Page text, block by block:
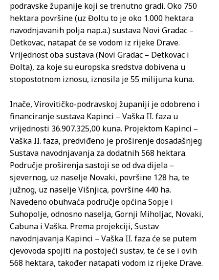
podravske županije koji se trenutno gradi. Oko 750
hektara površine (uz Đoltu to je oko 1.000 hektara
navodnjavanih polja nap.a.) sustava Novi Gradac –
Detkovac, natapat će se vodom iz rijeke Drave.
Vrijednost oba sustava (Novi Gradac – Detkovac i
Đolta), za koje su europska sredstva dobivena u
stopostotnom iznosu, iznosila je 55 milijuna kuna.
Inače, Virovitičko-podravskoj županiji je odobreno i
financiranje sustava Kapinci – Vaška II. faza u
vrijednosti 36.907.325,00 kuna. Projektom Kapinci –
Vaška II. faza, predviđeno je proširenje dosadašnjeg
Sustava navodnjavanja za dodatnih 568 hektara.
Područje proširenja sastoji se od dva dijela –
sjevernog, uz naselje Novaki, površine 128 ha, te
južnog, uz naselje Višnjica, površine 440 ha.
Navedeno obuhvaća područje općina Sopje i
Suhopolje, odnosno naselja, Gornji Miholjac, Novaki,
Cabuna i Vaška. Prema projekciji, Sustav
navodnjavanja Kapinci – Vaška II. faza će se putem
cjevovoda spojiti na postojeći sustav, te će se i ovih
568 hektara, također natapati vodom iz rijeke Drave.